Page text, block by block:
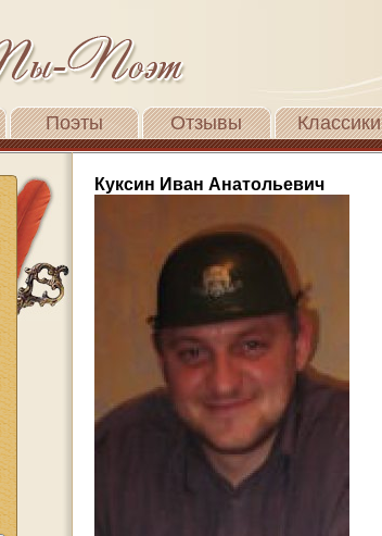
Поэты Отзывы Классики
Куксин Иван Анатольевич